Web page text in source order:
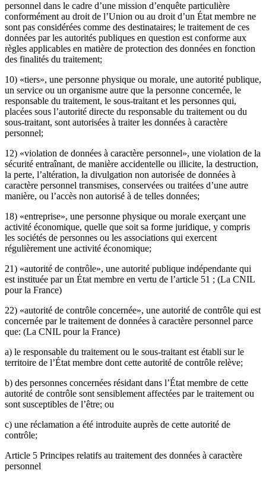
personnel dans le cadre d’une mission d’enquête particulière
conformément au droit de l’Union ou au droit d’un État membre ne
sont pas considérées comme des destinataires; le traitement de ces
données par les autorités publiques en question est conforme aux
règles applicables en matière de protection des données en fonction
des finalités du traitement;
10) «tiers», une personne physique ou morale, une autorité publique,
un service ou un organisme autre que la personne concernée, le
responsable du traitement, le sous-traitant et les personnes qui,
placées sous l’autorité directe du responsable du traitement ou du
sous-traitant, sont autorisées à traiter les données à caractère
personnel;
12) «violation de données à caractère personnel», une violation de la
sécurité entraînant, de manière accidentelle ou illicite, la destruction,
la perte, l’altération, la divulgation non autorisée de données à
caractère personnel transmises, conservées ou traitées d’une autre
manière, ou l’accès non autorisé à de telles données;
18) «entreprise», une personne physique ou morale exerçant une
activité économique, quelle que soit sa forme juridique, y compris
les sociétés de personnes ou les associations qui exercent
régulièrement une activité économique;
21) «autorité de contrôle», une autorité publique indépendante qui
est instituée par un État membre en vertu de l’article 51 ; (La CNIL
pour la France)
22) «autorité de contrôle concernée», une autorité de contrôle qui est
concernée par le traitement de données à caractère personnel parce
que: (La CNIL pour la France)
a) le responsable du traitement ou le sous-traitant est établi sur le
territoire de l’État membre dont cette autorité de contrôle relève;
b) des personnes concernées résidant dans l’État membre de cette
autorité de contrôle sont sensiblement affectées par le traitement ou
sont susceptibles de l’être; ou
c) une réclamation a été introduite auprès de cette autorité de
contrôle;
Article 5 Principes relatifs au traitement des données à caractère
personnel